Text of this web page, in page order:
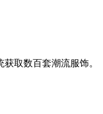
取数百套潮流服饰。